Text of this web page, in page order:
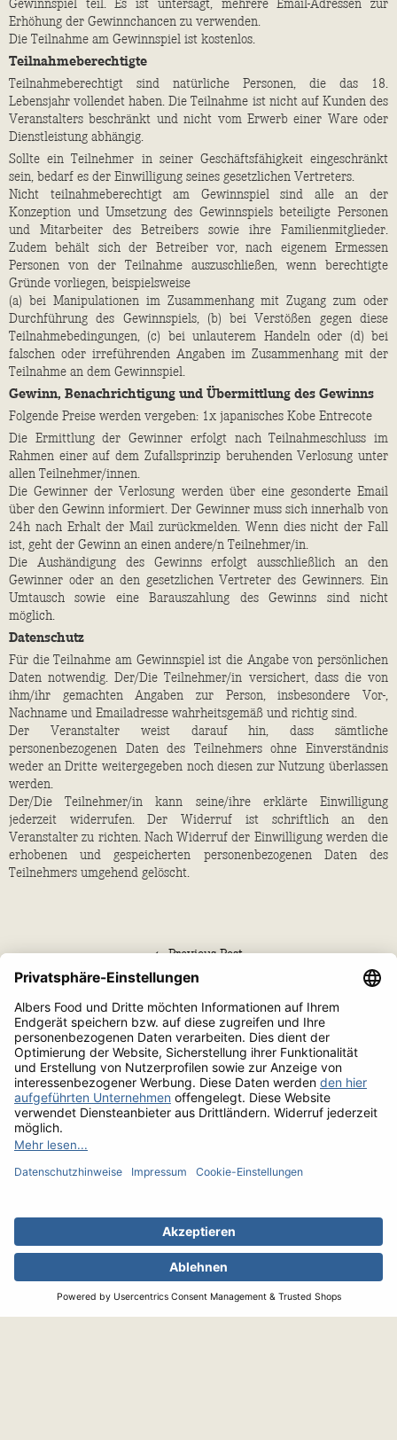
Gewinnspiel teil. Es ist untersagt, mehrere Email-Adressen zur
Erhöhung der Gewinnchancen zu verwenden.
Die Teilnahme am Gewinnspiel ist kostenlos.
Teilnahmeberechtigte
Teilnahmeberechtigt sind natürliche Personen, die das 18.
Lebensjahr vollendet haben. Die Teilnahme ist nicht auf Kunden des
Veranstalters beschränkt und nicht vom Erwerb einer Ware oder
Dienstleistung abhängig.
Sollte ein Teilnehmer in seiner Geschäftsfähigkeit eingeschränkt
sein, bedarf es der Einwilligung seines gesetzlichen Vertreters.
Nicht teilnahmeberechtigt am Gewinnspiel sind alle an der
Konzeption und Umsetzung des Gewinnspiels beteiligte Personen
und Mitarbeiter des Betreibers sowie ihre Familienmitglieder.
Zudem behält sich der Betreiber vor, nach eigenem Ermessen
Personen von der Teilnahme auszuschließen, wenn berechtigte
Gründe vorliegen, beispielsweise
(a) bei Manipulationen im Zusammenhang mit Zugang zum oder
Durchführung des Gewinnspiels, (b) bei Verstößen gegen diese
Teilnahmebedingungen, (c) bei unlauterem Handeln oder (d) bei
falschen oder irreführenden Angaben im Zusammenhang mit der
Teilnahme an dem Gewinnspiel.
Gewinn, Benachrichtigung und Übermittlung des Gewinns
Folgende Preise werden vergeben: 1x japanisches Kobe Entrecote
Die Ermittlung der Gewinner erfolgt nach Teilnahmeschluss im
Rahmen einer auf dem Zufallsprinzip beruhenden Verlosung unter
allen Teilnehmer/innen.
Die Gewinner der Verlosung werden über eine gesonderte Email
über den Gewinn informiert. Der Gewinner muss sich innerhalb von
24h nach Erhalt der Mail zurückmelden. Wenn dies nicht der Fall
ist, geht der Gewinn an einen andere/n Teilnehmer/in.
Die Aushändigung des Gewinns erfolgt ausschließlich an den
Gewinner oder an den gesetzlichen Vertreter des Gewinners. Ein
Umtausch sowie eine Barauszahlung des Gewinns sind nicht
möglich.
Datenschutz
Für die Teilnahme am Gewinnspiel ist die Angabe von persönlichen
Daten notwendig. Der/Die Teilnehmer/in versichert, dass die von
ihm/ihr gemachten Angaben zur Person, insbesondere Vor-,
Nachname und Emailadresse wahrheitsgemäß und richtig sind.
Der Veranstalter weist darauf hin, dass sämtliche
personenbezogenen Daten des Teilnehmers ohne Einverständnis
weder an Dritte weitergegeben noch diesen zur Nutzung überlassen
werden.
Der/Die Teilnehmer/in kann seine/ihre erklärte Einwilligung
jederzeit widerrufen. Der Widerruf ist schriftlich an den
Veranstalter zu richten. Nach Widerruf der Einwilligung werden die
erhobenen und gespeicherten personenbezogenen Daten des
Teilnehmers umgehend gelöscht.
← Previous Post
Next Post →
Unsere Partner:
Datenschutzerklärung
Albers GmbH
Mündelheimer Weg 6